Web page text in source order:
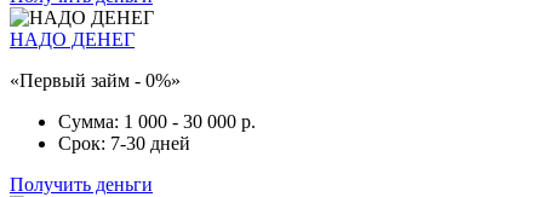
НАДО ДЕНЕГ
«Первый займ - 0%»
Сумма: 1 000 - 30 000 р.
Срок: 7-30 дней
Получить деньги